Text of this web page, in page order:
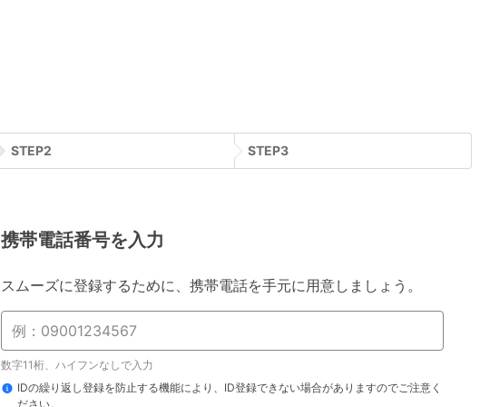
STEP2 STEP3
携帯電話番号を入力
スムーズに登録するために、携帯電話を手元に用意しましょう。
数字11桁、ハイフンなしで入力
IDの繰り返し登録を防止する機能により、ID登録できない場合がありますのでご注意く
ださい。